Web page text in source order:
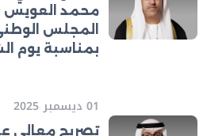
محمد العويس
المجلس
بمناسبة يوم
01 ديسمبر 2025
تصريح معالي